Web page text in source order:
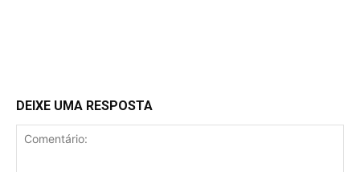
DEIXE UMA RESPOSTA